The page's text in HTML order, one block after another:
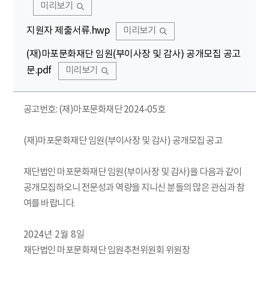
미리보기
지원자 제출서류.hwp 미리보기
(재)마포문화재단 임원(부이사장 및 감사) 공개모집 공고
문.pdf
미리보기
공고번호: (재)마포문화재단 2024-05호
(재)마포문화재단 임원(부이사장 및 감사) 공개모집 공고
재단법인 마포문화재단 임원(부이사장 및 감사)을 다음과 같이
공개모집하오니 전문성과 역량을 지니신 분들의 많은 관심과 참
여를 바랍니다.
2024년 2월 8일
재단법인 마포문화재단 임원추천위원회 위원장